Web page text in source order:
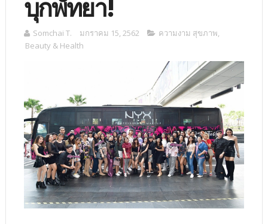
บุกพัทยา!
Somchai T. มกราคม 15, 2562 ความงาม สุขภาพ,
Beauty & Health